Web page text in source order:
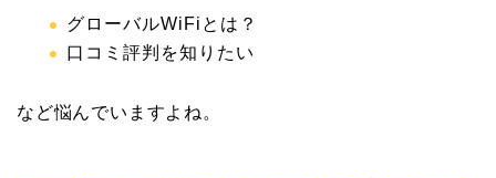
グローバルWiFiとは？
口コミ評判を知りたい
など悩んでいますよね。